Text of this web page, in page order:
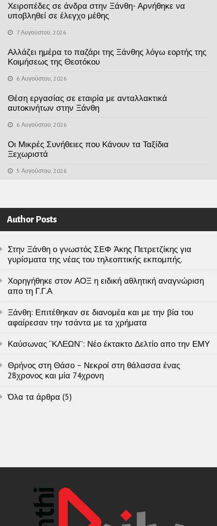
Χειροπέδες σε άνδρα στην Ξάνθη- Αρνήθηκε να
υποβληθεί σε έλεγχο μέθης
7 Αυγούστου, 2026
Αλλάζει ημέρα το παζάρι της Ξάνθης λόγω εορτής της
Κοιμήσεως της Θεοτόκου
6 Αυγούστου, 2026
Θέση εργασίας σε εταιρία με ανταλλακτικά
αυτοκινήτων στην Ξάνθη
6 Αυγούστου, 2026
Οι Μικρές Συνήθειες που Κάνουν τα Ταξίδια
Ξεχωριστά
5 Αυγούστου, 2026
Author Posts
Στην Ξάνθη ο γνωστός ΣΕΦ Άκης Πετρετζίκης για
γυρίσματα της νέας του τηλεοπτικής εκπομπής.
Χορηγήθηκε στον ΑΟΞ η ειδική αθλητική αναγνώριση
απο τη Γ.Γ.Α
Ξάνθη: Επιτέθηκαν σε διανομέα και με την βία του
αφαίρεσαν την τσάντα με τα χρήματα
Καύσωνας “ΚΛΕΩΝ”: Νέο έκτακτο Δελτίο απο την ΕΜΥ
Θρήνος στη Θάσο – Νεκροί στη θάλασσα ένας
28χρονος και μία 74χρονη
Όλα τα άρθρα (5)